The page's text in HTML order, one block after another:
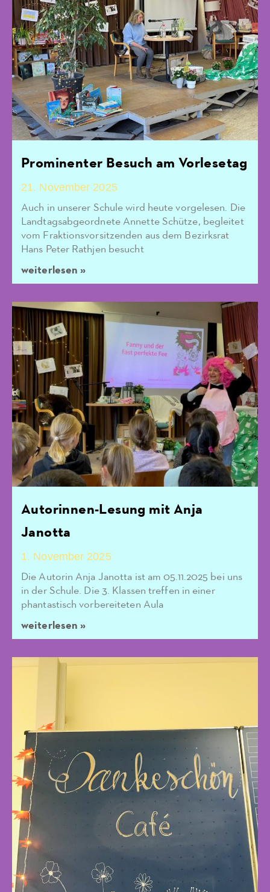
Prominenter Besuch am Vorlesetag
21. November 2025
Auch in unserer Schule wird heute vorgelesen. Die
Landtagsabgeordnete Annette Schütze, begleitet
vom Fraktionsvorsitzenden aus dem Bezirksrat
Hans Peter Rathjen besucht
weiterlesen »
Autorinnen-Lesung mit Anja
Janotta
1. November 2025
Die Autorin Anja Janotta ist am 05.11.2025 bei uns
in der Schule. Die 3. Klassen treffen in einer
phantastisch vorbereiteten Aula
weiterlesen »